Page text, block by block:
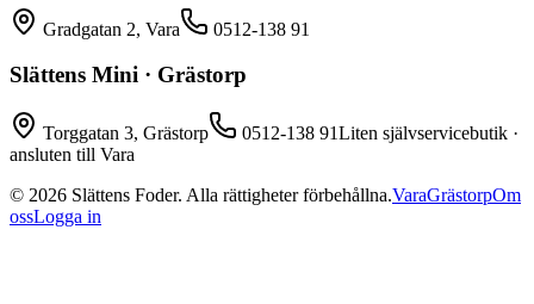
Gradgatan 2, Vara 0512-138 91
Slättens Mini · Grästorp
Torggatan 3, Grästorp 0512-138 91Liten självservicebutik ·
ansluten till Vara
© 2026 Slättens Foder. Alla rättigheter förbehållna.VaraGrästorpOm
ossLogga in